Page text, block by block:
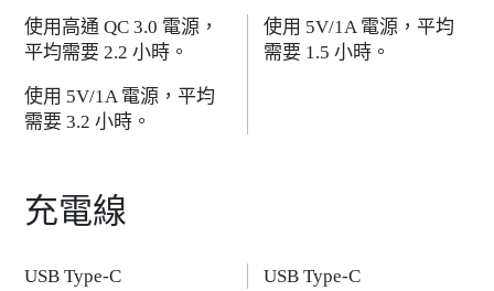
使用高通 QC 3.0 電源，
平均需要 2.2 小時。
使用 5V/1A 電源，平均
需要 3.2 小時。
使用 5V/1A 電源，平均
需要 1.5 小時。
充電線
USB Type-C USB Type-C